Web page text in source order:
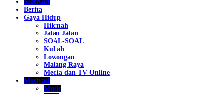
Motivasi
Berita
Gaya Hidup
Hikmah
Jalan Jalan
SOAL-SOAL
Kuliah
Lowongan
Malang Raya
Media dan TV Online
Motivasi
Music